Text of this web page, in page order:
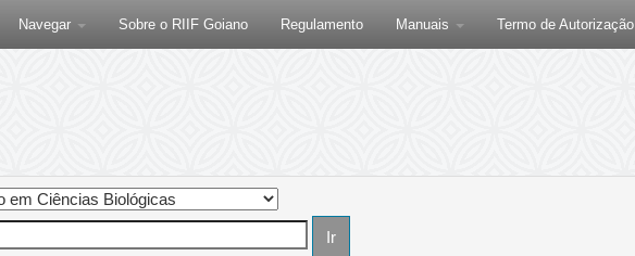
Navegar Sobre o RIIF Goiano Regulamento Manuais Termo de Autorização